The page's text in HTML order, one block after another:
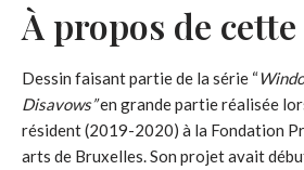
À propos de
Dessin faisant partie de la série “
Disavows”en grande partie réalisée
résident (2019-2020) à la Fondation
arts de Bruxelles. Son projet avait